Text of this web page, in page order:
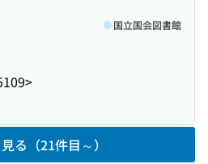
国立国会図書館
る（21件目～）